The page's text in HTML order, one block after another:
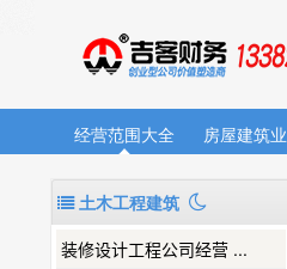
经营范围大全 房屋建筑业
土木工程建筑
装修设计工程公司经营 ...